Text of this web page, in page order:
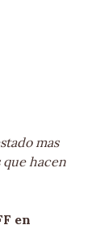
mas
hacen
en